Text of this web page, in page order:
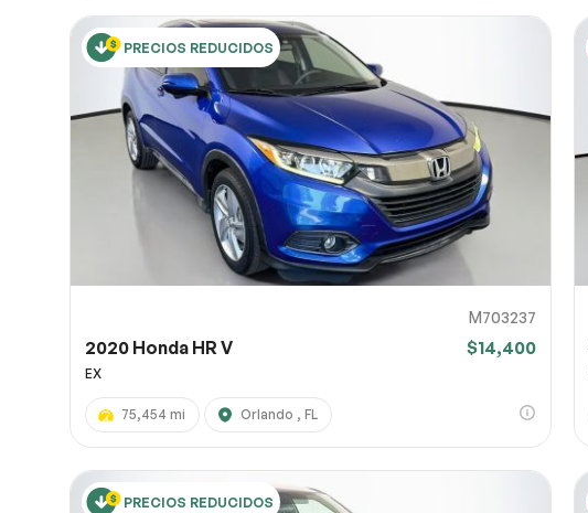
PRECIOS REDUCIDOS
M703237
2020 Honda HR V $14,400
EX
75,454 mi Orlando , FL
PRECIOS REDUCIDOS